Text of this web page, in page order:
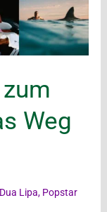
Weg
Dua Lipa, Popstar